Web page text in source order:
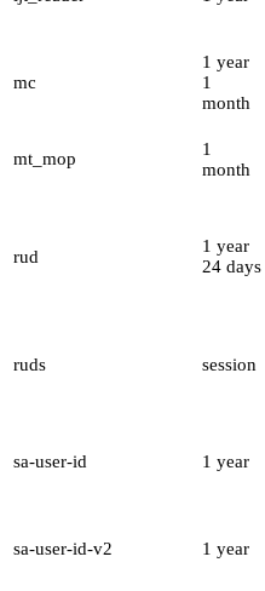
mc
1 year
1
month
mt_mop
1
month
rud
1 year
24 days
ruds session
sa-user-id 1 year
sa-user-id-v2 1 year